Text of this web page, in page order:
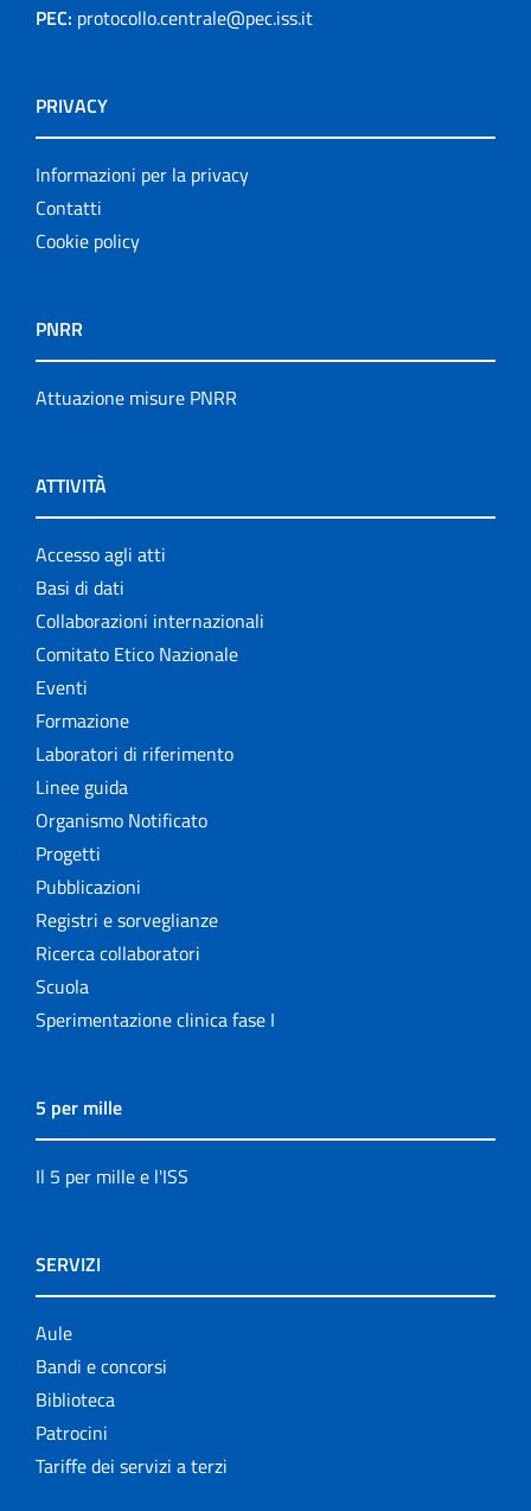
PEC: protocollo.centrale@pec.iss.it
PRIVACY
Informazioni per la privacy
Contatti
Cookie policy
PNRR
Attuazione misure PNRR
ATTIVITÀ
Accesso agli atti
Basi di dati
Collaborazioni internazionali
Comitato Etico Nazionale
Eventi
Formazione
Laboratori di riferimento
Linee guida
Organismo Notificato
Progetti
Pubblicazioni
Registri e sorveglianze
Ricerca collaboratori
Scuola
Sperimentazione clinica fase I
5 per mille
Il 5 per mille e l'ISS
SERVIZI
Aule
Bandi e concorsi
Biblioteca
Patrocini
Tariffe dei servizi a terzi